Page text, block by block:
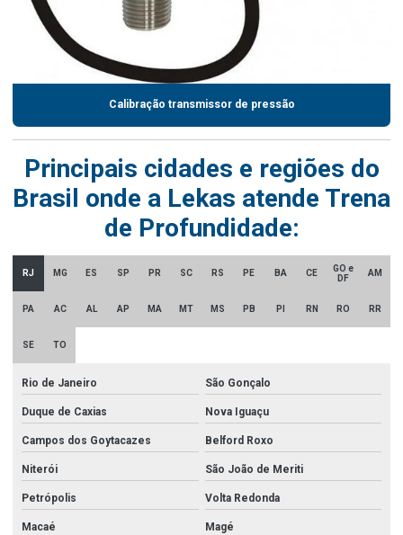
Calibração transmissor de pressão
Principais cidades e regiões do
Brasil onde a Lekas atende Trena
de Profundidade:
RJ MG ES SP PR SC RS PE BA CE
GO e
DF
AM
PA AC AL AP MA MT MS PB PI RN RO RR
SE TO
Rio de Janeiro São Gonçalo
Duque de Caxias Nova Iguaçu
Campos dos Goytacazes Belford Roxo
Niterói São João de Meriti
Petrópolis Volta Redonda
Macaé Magé